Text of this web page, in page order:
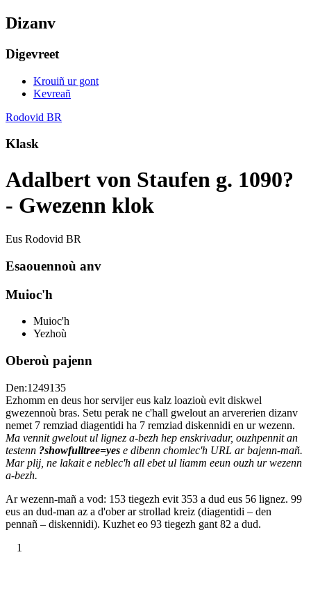
Dizanv
Digevreet
Krouiñ ur gont
Kevreañ
Rodovid BR
Klask
Adalbert von Staufen g. 1090?
- Gwezenn klok
Eus Rodovid BR
Esaouennoù anv
Muioc'h
Muioc'h
Yezhoù
Oberoù pajenn
Den:1249135
Ezhomm en deus hor servijer eus kalz loazioù evit diskwel
gwezennoù bras. Setu perak ne c'hall gwelout an arvererien dizanv
nemet 7 remziad diagentidi ha 7 remziad diskennidi en ur wezenn.
Ma vennit gwelout ul lignez a-bezh hep enskrivadur, ouzhpennit an
testenn ?showfulltree=yes e dibenn chomlec'h URL ar bajenn-mañ.
Mar plij, ne lakait e neblec'h all ebet ul liamm eeun ouzh ur wezenn
a-bezh.
Ar wezenn-mañ a vod: 153 tiegezh evit 353 a dud eus 56 lignez. 99
eus an dud-man az a d'ober ar strollad kreiz (diagentidi – den
pennañ – diskennidi). Kuzhet eo 93 tiegezh gant 82 a dud.
1